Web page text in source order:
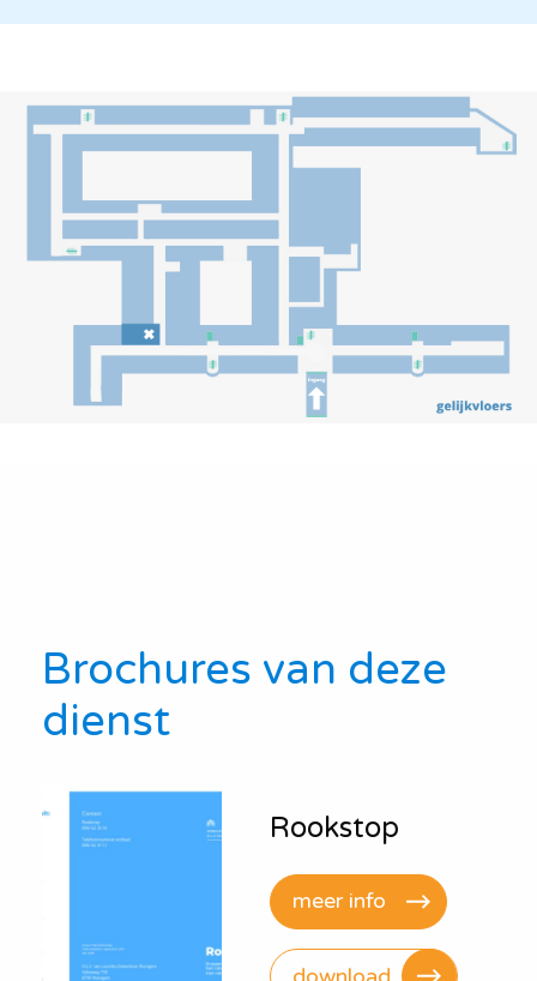
Brochures van deze
dienst
Rookstop
meer info